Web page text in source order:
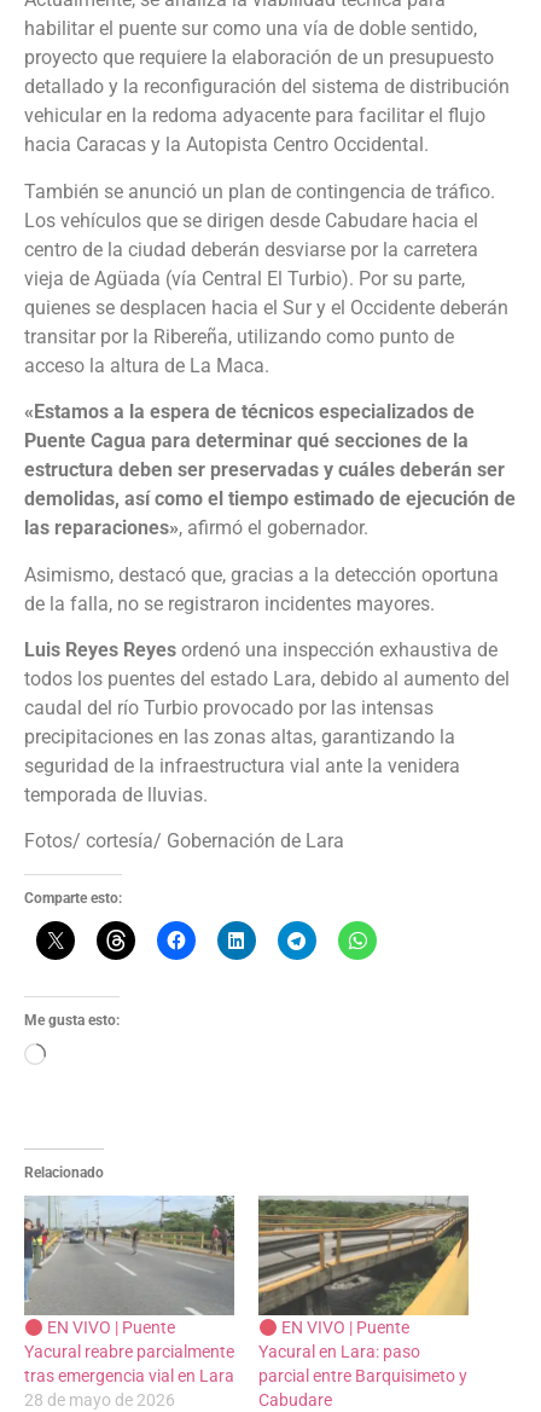
habilitar el puente sur como una vía de doble sentido,
proyecto que requiere la elaboración de un presupuesto
detallado y la reconfiguración del sistema de distribución
vehicular en la redoma adyacente para facilitar el flujo
hacia Caracas y la Autopista Centro Occidental.
También se anunció un plan de contingencia de tráfico.
Los vehículos que se dirigen desde Cabudare hacia el
centro de la ciudad deberán desviarse por la carretera
vieja de Agüada (vía Central El Turbio). Por su parte,
quienes se desplacen hacia el Sur y el Occidente deberán
transitar por la Ribereña, utilizando como punto de
acceso la altura de La Maca.
«Estamos a la espera de técnicos especializados de
Puente Cagua para determinar qué secciones de la
estructura deben ser preservadas y cuáles deberán ser
demolidas, así como el tiempo estimado de ejecución de
las reparaciones», afirmó el gobernador.
Asimismo, destacó que, gracias a la detección oportuna
de la falla, no se registraron incidentes mayores.
Luis Reyes Reyes ordenó una inspección exhaustiva de
todos los puentes del estado Lara, debido al aumento del
caudal del río Turbio provocado por las intensas
precipitaciones en las zonas altas, garantizando la
seguridad de la infraestructura vial ante la venidera
temporada de lluvias.
Fotos/ cortesía/ Gobernación de Lara
Comparte esto:
Me gusta esto:
Relacionado
EN VIVO | Puente
Yacural reabre parcialmente
tras emergencia vial en Lara
28 de mayo de 2026
EN VIVO | Puente
Yacural en Lara: paso
parcial entre Barquisimeto y
Cabudare